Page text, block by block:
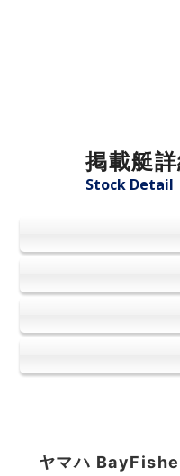
掲載艇
Stock Detail
ヤマハ